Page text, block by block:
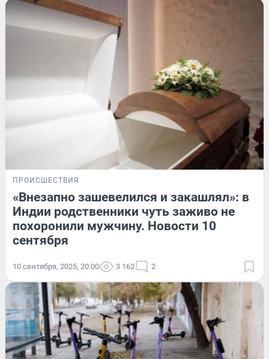
ПРОИСШЕСТВИЯ
«Внезапно зашевелился и закашлял»: в
Индии родственники чуть заживо не
похоронили мужчину. Новости 10
сентября
10 сентября, 2025, 20:00 3 162 2